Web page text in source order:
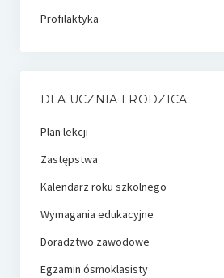
Profilaktyka
DLA UCZNIA I RODZICA
Plan lekcji
Zastępstwa
Kalendarz roku szkolnego
Wymagania edukacyjne
Doradztwo zawodowe
Egzamin ósmoklasisty